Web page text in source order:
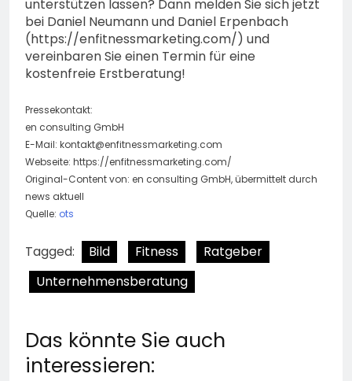
unterstützen lassen? Dann melden Sie sich jetzt
bei Daniel Neumann und Daniel Erpenbach
(https://enfitnessmarketing.com/) und
vereinbaren Sie einen Termin für eine
kostenfreie Erstberatung!
Pressekontakt:
en consulting GmbH
E-Mail: kontakt@enfitnessmarketing.com
Webseite: https://enfitnessmarketing.com/
Original-Content von: en consulting GmbH, übermittelt durch
news aktuell
Quelle: ots
Tagged: Bild Fitness
Ratgeber
Unternehmensberatung
Das könnte Sie auch
interessieren: